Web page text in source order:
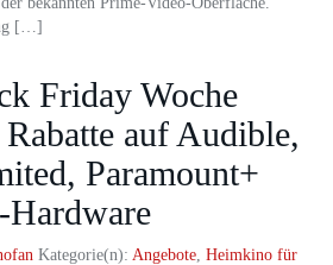
[…]
Friday Woche
auf Audible,
Paramount+
Kategorie(n): Angebote, Heimkino für